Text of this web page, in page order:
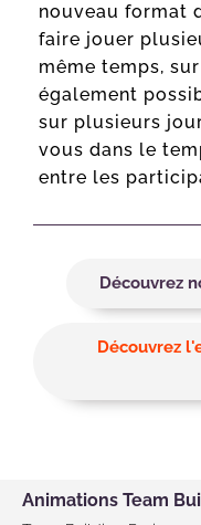
nouveau format
faire jouer
même temps,
également
sur plusieurs
vous dans le
entre les
Découvrez
Découvrez
Animations Team